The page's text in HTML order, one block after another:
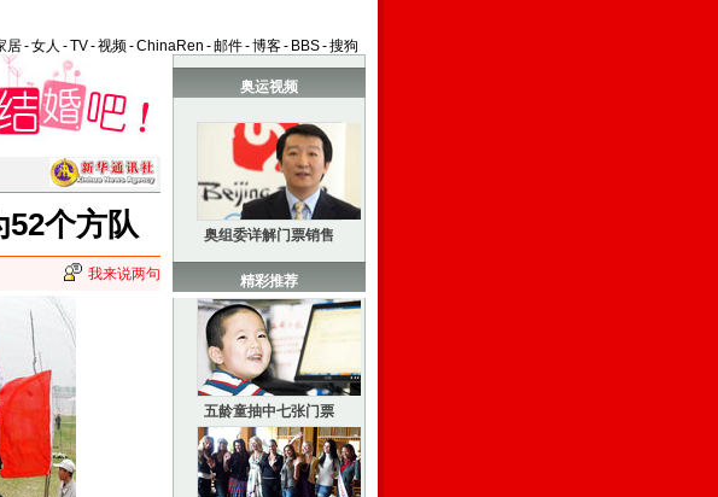
居-女人 -TV-视频-ChinaRen -邮件-博客- BBS-搜狗
个方队
我来说两句
奥运视频
奥组委详解门票销售
精彩推荐
五龄童抽中七张门票